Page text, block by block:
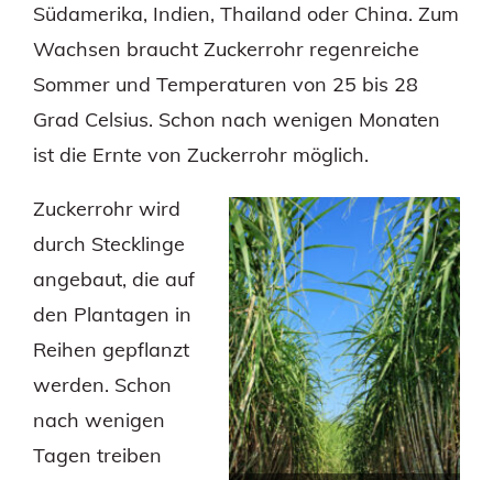
Südamerika, Indien, Thailand oder China. Zum
Wachsen braucht Zuckerrohr regenreiche
Sommer und Temperaturen von 25 bis 28
Grad Celsius. Schon nach wenigen Monaten
ist die Ernte von Zuckerrohr möglich.
Zuckerrohr wird
durch Stecklinge
angebaut, die auf
den Plantagen in
Reihen gepflanzt
werden. Schon
nach wenigen
Tagen treiben